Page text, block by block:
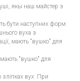
якы наш майстер з
бути наступних форм:
вуха з
мають "вушко" для
мають "вушко" для
зліпках вух. При